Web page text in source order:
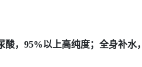
95%以上高纯度；全身补水，